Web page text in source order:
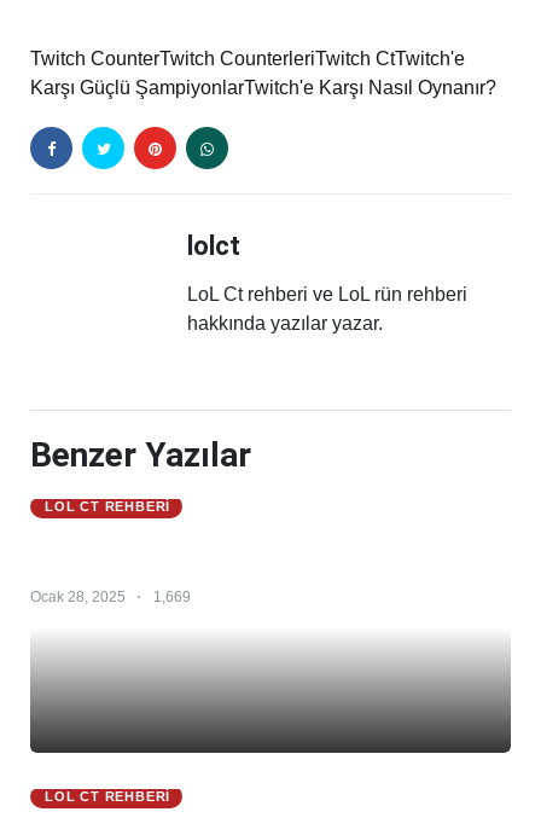
Twitch CounterTwitch CounterleriTwitch CtTwitch'e
Karşı Güçlü ŞampiyonlarTwitch'e Karşı Nasıl Oynanır?
lolct
LoL Ct rehberi ve LoL rün rehberi
hakkında yazılar yazar.
Benzer Yazılar
LOL CT REHBERI
Ocak 28, 2025 1,669
LOL CT REHBERI